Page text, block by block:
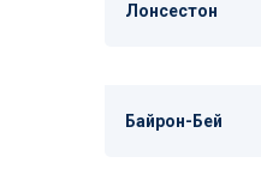
Лонсестон
Байрон-Бей